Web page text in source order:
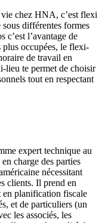
chez HNA, c’est flexi
différentes formes
l’avantage de
plus occupées, le flexi-
de travail en
lieu te permet de choisir
tout en respectant
expert technique au
charge des parties
nécessitant
clients. Il prend en
en planification fiscale
et de particuliers (un
les associés, les